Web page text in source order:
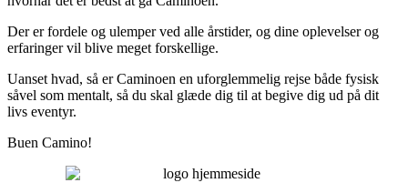
Der er fordele og ulemper ved alle årstider, og dine oplevelser og
erfaringer vil blive meget forskellige.
Uanset hvad, så er Caminoen en uforglemmelig rejse både fysisk
såvel som mentalt, så du skal glæde dig til at begive dig ud på dit
livs eventyr.
Buen Camino!